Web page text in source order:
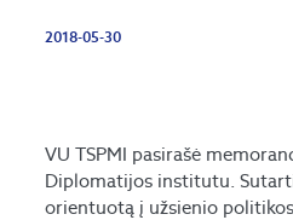
2018-05-30
VU TSPMI pasirašė
Diplomatijos institutu.
orientuotą į užsienio